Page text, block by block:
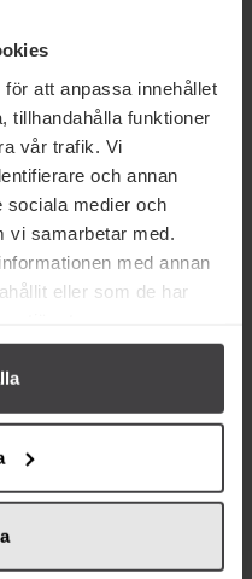
att anpassa innehållet
tillhandahålla funktioner
vår trafik. Vi
och annan
sociala medier och
vi samarbetar med.
med annan
eller som de har
65 kr
Mill & Mortar Muskot Nöt &
Blomma 45g
Köp